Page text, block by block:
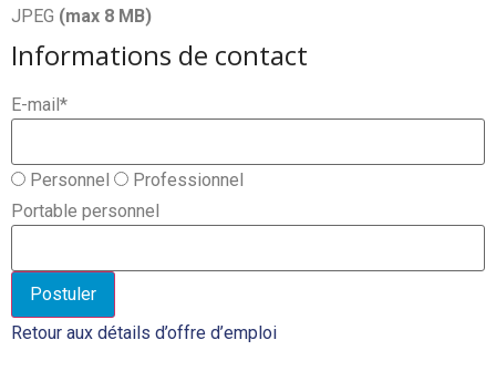
JPEG (max 8 MB)
Informations de contact
E-mail*
Personnel
Professionnel
Portable personnel
Retour aux détails d’offre d’emploi